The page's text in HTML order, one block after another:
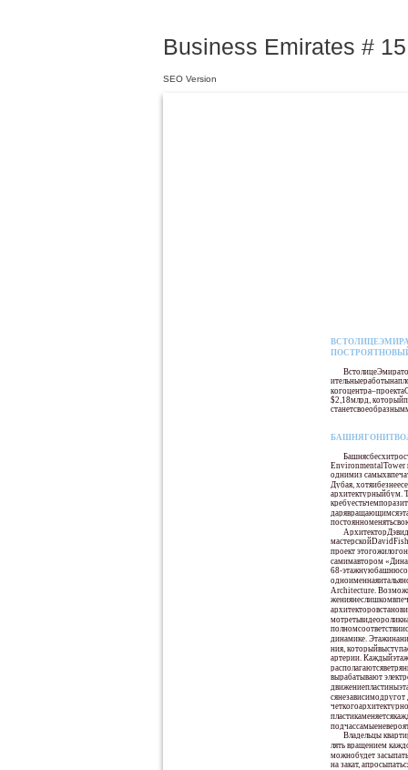
Business Emirates #
$2,18млрд,
EnvironmentalTower
однимиз
Дубая,
архитектурныйбум.
проект
самимавтором
68-
Architecture.
динамике.
ния,
артерии.
вырабатывают
сянезависимодругот
Владельцы
лять вращением
можнобудет
на закат,
SEO Version